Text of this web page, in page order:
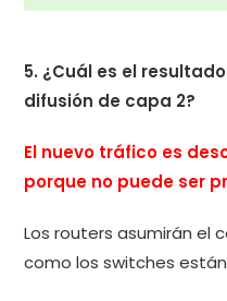
5. ¿Cuál es el
difusión de capa 2?
El nuevo tráfico es
porque no puede ser
Los routers asumirán el
como los switches